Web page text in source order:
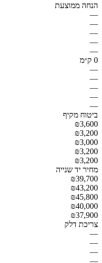
הנחה ממוצעת
—
—
—
—
—
0 ק״מ
—
—
—
—
—
ביטוח מקיף
₪3,600
₪3,200
₪3,000
₪3,200
₪3,200
מחיר יד שנייה
₪39,700
₪43,200
₪45,800
₪40,000
₪37,900
צריכת דלק
—
—
—
—